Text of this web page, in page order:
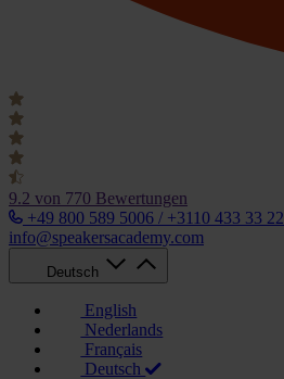
9.2 von 770 Bewertungen
+49 800 589 5006 / +3110 433 33 22
info@speakersacademy.com
Deutsch
English
Nederlands
Français
Deutsch